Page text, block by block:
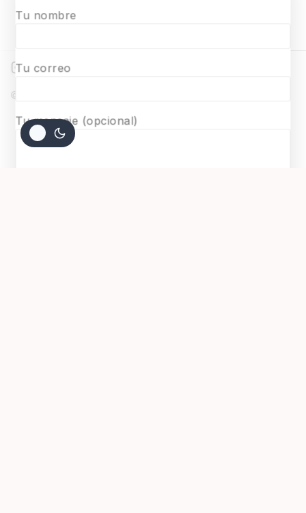
© 2026 Surmaquetas
Tu nombre
Tu correo
Tu mensaje (opcional)